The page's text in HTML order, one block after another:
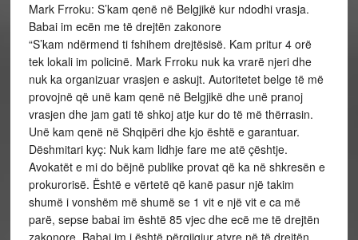
Mark Frroku: S’kam qenë në Belgjikë kur ndodhi vrasja.
Babai im ecën me të drejtën zakonore
“S’kam ndërmend ti fshihem drejtësisë. Kam pritur 4 orë
tek lokali im policinë. Mark Frroku nuk ka vrarë njeri dhe
nuk ka organizuar vrasjen e askujt. Autoritetet belge të më
provojnë që unë kam qenë në Belgjikë dhe unë pranoj
vrasjen dhe jam gati të shkoj atje kur do të më thërrasin.
Unë kam qenë në Shqipëri dhe kjo është e garantuar.
Dëshmitari kyç: Nuk kam lidhje fare me atë çështje.
Avokatët e mi do bëjnë publike provat që ka në shkresën e
prokurorisë. Është e vërtetë që kanë pasur një takim
shumë i vonshëm më shumë se 1 vit e një vit e ca më
parë, sepse babai im është 85 vjec dhe ecë me të drejtën
zakonore. Babai im i është përgjigjur atyre në të drejtën